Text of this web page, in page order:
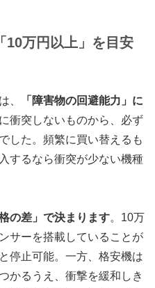
10万円以上」を目安
、
「障害物の回避能力」に
衝突しないものから、必ず
した。頻繁に買い替えるも
するなら衝突が少ない機種
の差」で決まります。10万
サーを搭載していることが
停止可能。一方、格安機は
かるうえ、衝撃を緩和しき